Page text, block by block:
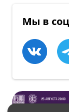
Мы в